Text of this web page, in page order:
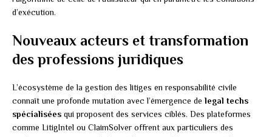
d’exécution.
Nouveaux acteurs et transformation
des professions juridiques
L’écosystème de la gestion des litiges en responsabilité civile
connaît une profonde mutation avec l’émergence de legal techs
spécialisées qui proposent des services ciblés. Des plateformes
comme LitigIntel ou ClaimSolver offrent aux particuliers des